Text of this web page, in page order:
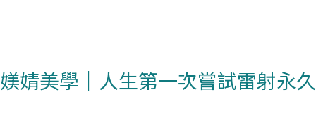
媄婧美學｜人生第一次嘗試雷射永